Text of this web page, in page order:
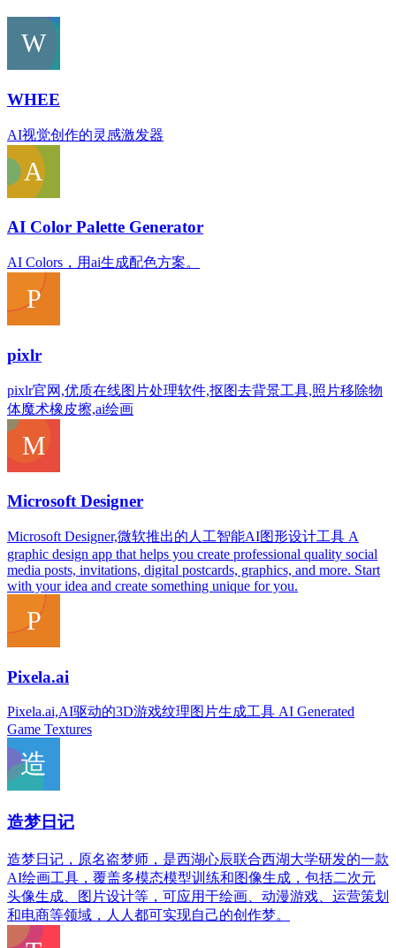
WHEE
AI视觉创作的灵感激发器
AI Color Palette Generator
AI Colors，用ai生成配色方案。
pixlr
pixlr官网,优质在线图片处理软件,抠图去背景工具,照片移除物
体魔术橡皮擦,ai绘画
Microsoft Designer
Microsoft Designer,微软推出的人工智能AI图形设计工具 A
graphic design app that helps you create professional quality social
media posts, invitations, digital postcards, graphics, and more. Start
with your idea and create something unique for you.
Pixela.ai
Pixela.ai,AI驱动的3D游戏纹理图片生成工具 AI Generated
Game Textures
造梦日记
造梦日记，原名盗梦师，是西湖心辰联合西湖大学研发的一款
AI绘画工具，覆盖多模态模型训练和图像生成，包括二次元
头像生成、图片设计等，可应用于绘画、动漫游戏、运营策划
和电商等领域，人人都可实现自己的创作梦。